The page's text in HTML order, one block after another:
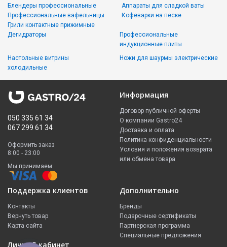
Блендеры профессиональные
Профессиональные вафельницы
Грили контактные прижимные
Аппараты для сладкой ваты
Кофеварки на песке
Дегидраторы
Настольные витрины
холодильные
Профессиональные
индукционные плиты
Ножи для шаурмы электрические
050 335 61 34
067 299 61 34
Оформить заказ
8:00 - 23:00
Мы принимаем:
Информация
Договор публичной оферты
О компании Gastro24
Доставка и оплата
Политика конфиденциальности
Условия и положения возврата
или обмена товара
Поддержка клиентов
Контакты
Вернуть товар
Карта сайта
Дополнительно
Бренды
Подарочные сертификаты
Партнерская программа
Специальные предложения
Личный кабинет